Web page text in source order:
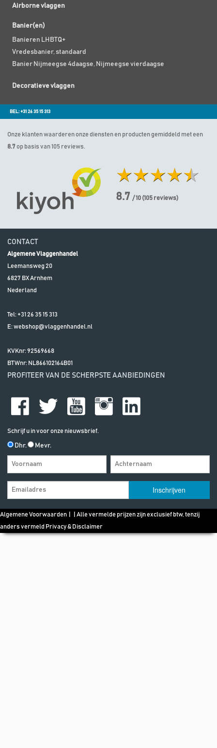
Airborne vlaggen
Banier(en)
Banieren LHBTQ+
Vredesbanier, standaard
Banier Nijmeegse 4daagse, Nijmeegse vierdaagse
Decoratieve vlaggen
BEL: +31 26 35 15 313
Onze klanten waarderen onze diensten en producten gemiddeld met een
8.7 op basis van 105 reviews.
8.7 / 10 (105 reviews)
CONTACT
Algemene Vlaggenhandel
Leemansweg 20
6827 BXArnhem
Nederland
Tel: +31 26 35 15 313
E:webshop@vlaggenhandel.nl
KVKnr: 92569668
BTWnr: NL866102164B01
PROFITEER VAN DE SCHERPSTE AANBIEDINGEN
Schrijf u in voor onze nieuwsbrief.
Dhr. Mevr.
Algemene Voorwaarden | | Alle vermelde prijzen zijn exclusief btw, tenzij
anders vermeld Privacy & Disclaimer